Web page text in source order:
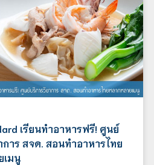
เรียนทำอาหารฟรี! ศูนย์
าร สจด. สอนทำอาหารไทย
เมนู